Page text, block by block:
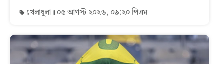
খেলাধুলা ০৫ আগস্ট ২০২৬, ০৯:২০ পিএম